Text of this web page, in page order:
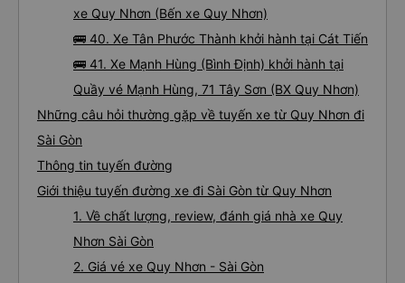
xe Quy Nhơn (Bến xe Quy Nhơn)
🚌 40. Xe Tân Phước Thành khởi hành tại Cát Tiến
🚌 41. Xe Mạnh Hùng (Bình Định) khởi hành tại
Quầy vé Mạnh Hùng, 71 Tây Sơn (BX Quy Nhơn)
Những câu hỏi thường gặp về tuyến xe từ Quy Nhơn đi
Sài Gòn
Thông tin tuyến đường
Giới thiệu tuyến đường xe đi Sài Gòn từ Quy Nhơn
1. Về chất lượng, review, đánh giá nhà xe Quy
Nhơn Sài Gòn
2. Giá vé xe Quy Nhơn - Sài Gòn